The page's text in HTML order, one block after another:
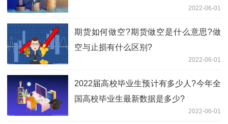
2022-06-01
期货如何做空?期货做空是什么意思?做
空与止损有什么区别?
2022-06-01
​2022届高校毕业生预计有多少人?今年全
国高校毕业生最新数据是多少?
2022-06-01